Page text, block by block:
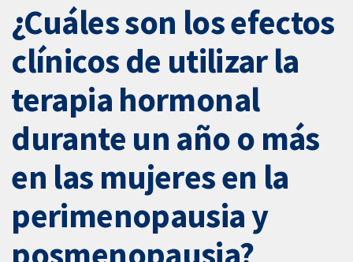
¿Cuáles son los efectos
clínicos de utilizar la
terapia hormonal
durante un año o más
en las mujeres en la
perimenopausia y